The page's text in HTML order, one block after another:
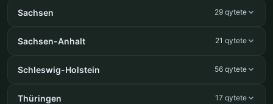
Sachsen 29 qytete
Sachsen-Anhalt 21 qytete
Schleswig-Holstein 56 qytete
Thüringen 17 qytete